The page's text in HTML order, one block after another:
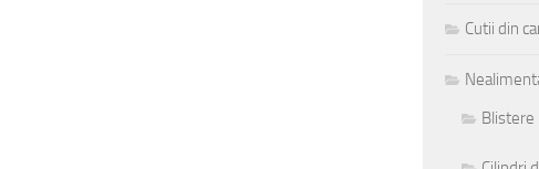
Cutii din
Blistere